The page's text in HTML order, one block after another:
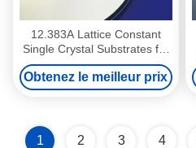
12.383A Lattice Constant
Single Crystal Substrates for
Cubic/Round Applications Up
To 3'' Dia
Obtenez le meilleur prix
1 2 3 4